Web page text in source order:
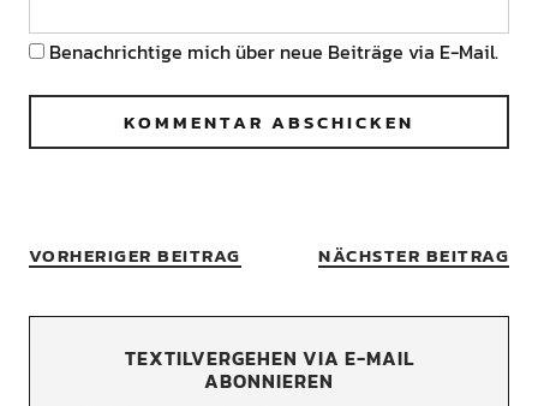
Benachrichtige mich über neue Beiträge via E-Mail.
VORHERIGER BEITRAG NÄCHSTER BEITRAG
TEXTILVERGEHEN VIA E-MAIL
ABONNIEREN